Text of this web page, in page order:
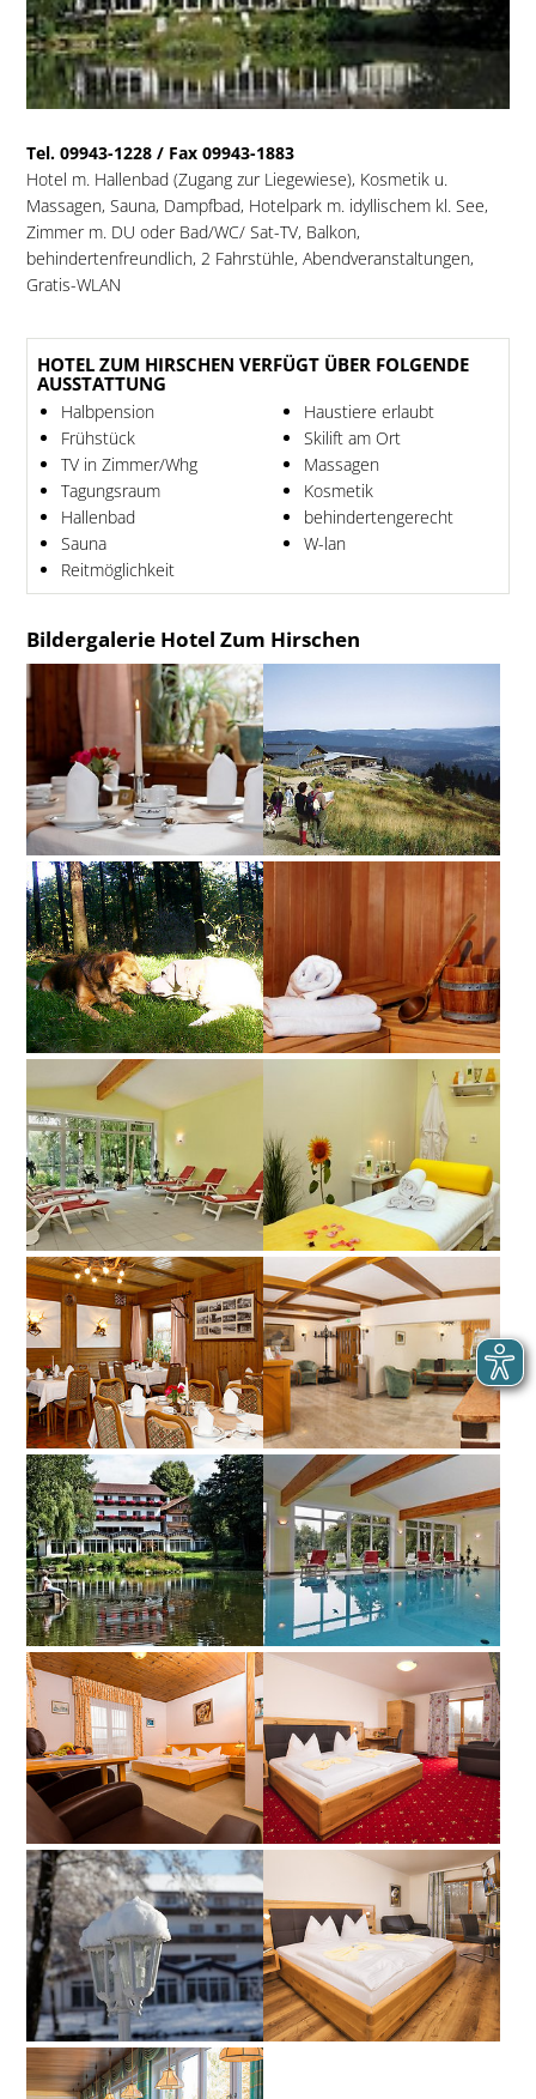
Tel. 09943-1228 / Fax 09943-1883
Hotel m. Hallenbad (Zugang zur Liegewiese), Kosmetik u.
Massagen, Sauna, Dampfbad, Hotelpark m. idyllischem kl. See,
Zimmer m. DU oder Bad/WC/ Sat-TV, Balkon,
behindertenfreundlich, 2 Fahrstühle, Abendveranstaltungen,
Gratis-WLAN
HOTEL ZUM HIRSCHEN VERFÜGT ÜBER FOLGENDE
AUSSTATTUNG
Halbpension
Frühstück
TV in Zimmer/Whg
Tagungsraum
Hallenbad
Sauna
Reitmöglichkeit
Haustiere erlaubt
Skilift am Ort
Massagen
Kosmetik
behindertengerecht
W-lan
Bildergalerie Hotel Zum Hirschen